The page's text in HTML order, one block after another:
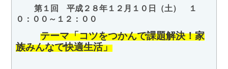
第１回 平成２８年１２月１０日（土） １
０：００～１２：００
テーマ「コツをつかんで課題解決！家
族みんなで快適生活」